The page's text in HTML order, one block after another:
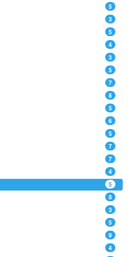
5
3
5
4
3
5
7
8
5
6
5
7
7
4
5
8
3
5
9
4